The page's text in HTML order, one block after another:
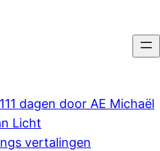
dagen door AE Michaël
Licht
vertalingen